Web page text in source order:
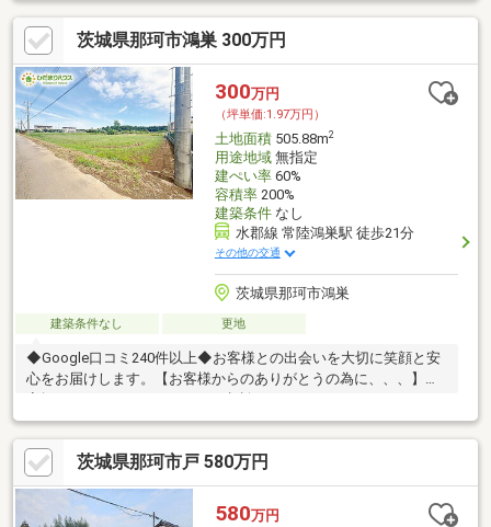
茨城県那珂市鴻巣 300万円
300万円
（坪単価:1.97万円）
土地面積505.88m2
用途地域無指定
建ぺい率60%
容積率200%
建築条件なし
水郡線 常陸鴻巣駅 徒歩21分
その他の交通
茨城県那珂市鴻巣
建築条件なし 更地
◆Google口コミ240件以上◆お客様との出会いを大切に笑顔と安
心をお届けします。【お客様からのありがとうの為に、、、】お
茨城県那珂市戸 580万円
580万円